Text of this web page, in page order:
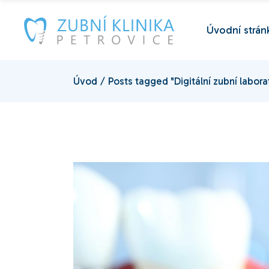
content
Úvodní
Úvod Posts tagged "Digitální zubní